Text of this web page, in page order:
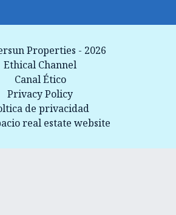
Properties - 2026
Ethical Channel
Canal Ético
Privacy Policy
de privacidad
real estate website